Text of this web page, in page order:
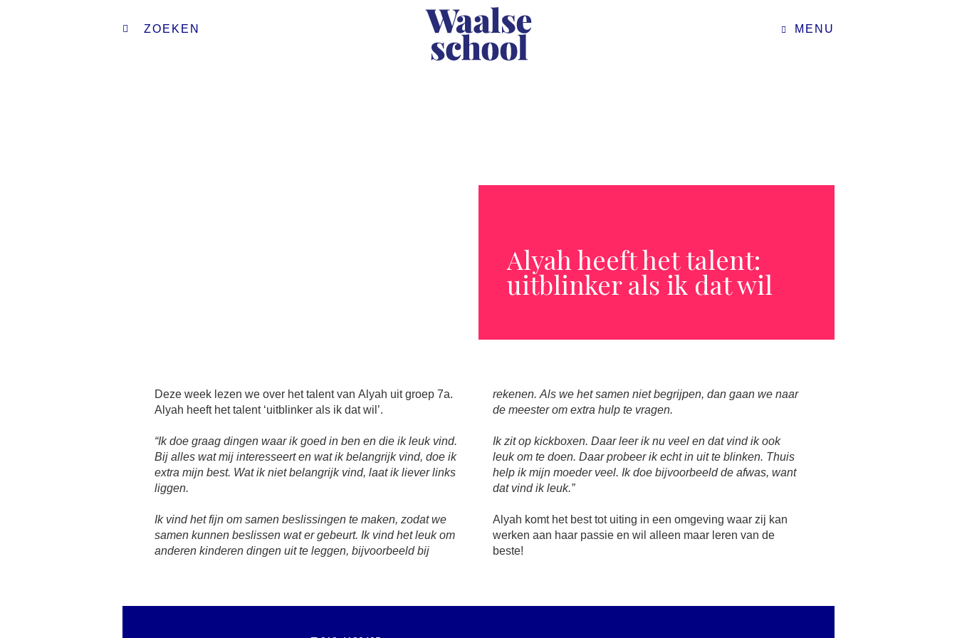
ZOEKEN MENU
Alyah heeft het talent:
uitblinker als ik dat wil
Deze week lezen we over het talent van Alyah uit groep 7a.
Alyah heeft het talent ‘uitblinker als ik dat wil’.
“Ik doe graag dingen waar ik goed in ben en die ik leuk vind.
Bij alles wat mij interesseert en wat ik belangrijk vind, doe ik
extra mijn best. Wat ik niet belangrijk vind, laat ik liever links
liggen.
Ik vind het fijn om samen beslissingen te maken, zodat we
samen kunnen beslissen wat er gebeurt. Ik vind het leuk om
anderen kinderen dingen uit te leggen, bijvoorbeeld bij
rekenen. Als we het samen niet begrijpen, dan gaan we naar
de meester om extra hulp te vragen.
Ik zit op kickboxen. Daar leer ik nu veel en dat vind ik ook
leuk om te doen. Daar probeer ik echt in uit te blinken. Thuis
help ik mijn moeder veel. Ik doe bijvoorbeeld de afwas, want
dat vind ik leuk.”
Alyah komt het best tot uiting in een omgeving waar zij kan
werken aan haar passie en wil alleen maar leren van de
beste!